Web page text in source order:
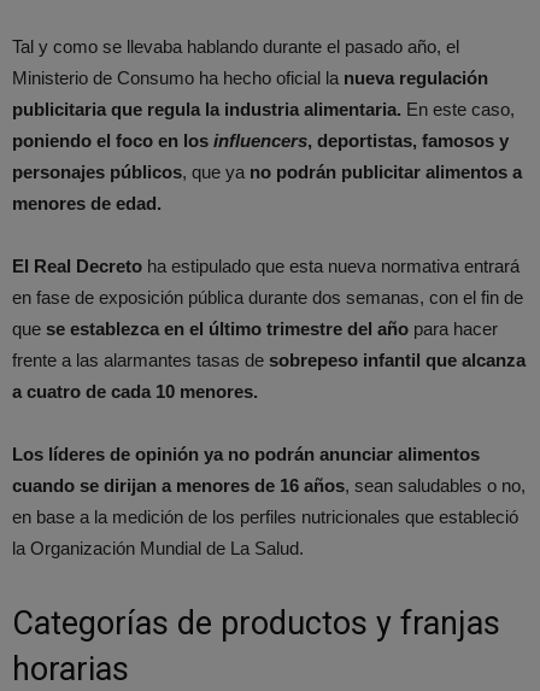
Tal y como se llevaba hablando durante el pasado año, el
Ministerio de Consumo ha hecho oficial la nueva regulación
publicitaria que regula la industria alimentaria. En este caso,
poniendo el foco en los influencers, deportistas, famosos y
personajes públicos, que ya no podrán publicitar alimentos a
menores de edad.
El Real Decreto ha estipulado que esta nueva normativa entrará
en fase de exposición pública durante dos semanas, con el fin de
que se establezca en el último trimestre del año para hacer
frente a las alarmantes tasas de sobrepeso infantil que alcanza
a cuatro de cada 10 menores.
Los líderes de opinión ya no podrán anunciar alimentos
cuando se dirijan a menores de 16 años, sean saludables o no,
en base a la medición de los perfiles nutricionales que estableció
la Organización Mundial de La Salud.
Categorías de productos y franjas
horarias